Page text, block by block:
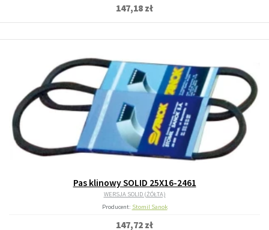
147,18 zł
Pas klinowy SOLID 25X16-2461
WERSJA SOLID (ŻÓŁTA)
Producent: Stomil Sanok
147,72 zł